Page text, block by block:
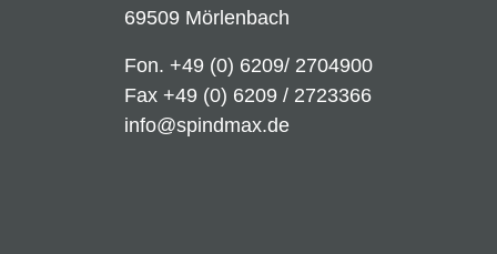
69509 Mörlenbach
Fon. +49 (0) 6209/ 2704900
Fax +49 (0) 6209 / 2723366
info@spindmax.de